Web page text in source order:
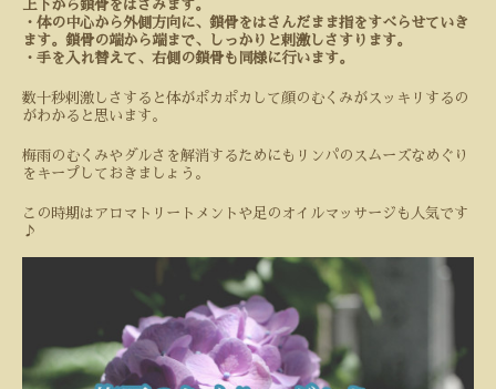
上下から鎖骨をはさみます。
・体の中心から外側方向に、鎖骨をはさんだまま指をすべらせていき
ます。鎖骨の端から端まで、しっかりと刺激しさすります。
・手を入れ替えて、右側の鎖骨も同様に行います。
数十秒刺激しさすると体がポカポカして顔のむくみがスッキリするの
がわかると思います。
梅雨のむくみやダルさを解消するためにもリンパのスムーズなめぐり
をキープしておきましょう。
この時期はアロマトリートメントや足のオイルマッサージも人気です
♪